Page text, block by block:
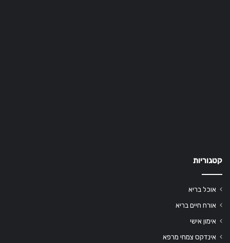
קטגוריות
אוכל בריא
אורח חיים בריא
אימון אישי
אינדקס צמחי מרפא